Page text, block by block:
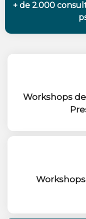
+ de 2.000
Workshops